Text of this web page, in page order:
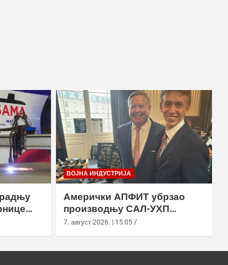
ВОЈНА ИНДУСТРИЈА
Амерички АПФИТ убрзао
производњу САЛ-УХП
ласера за УССОЦОМ
7. август 2026. | 15:05